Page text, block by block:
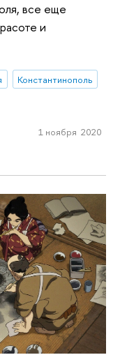
все еще
и
Константинополь
1 ноября 2020